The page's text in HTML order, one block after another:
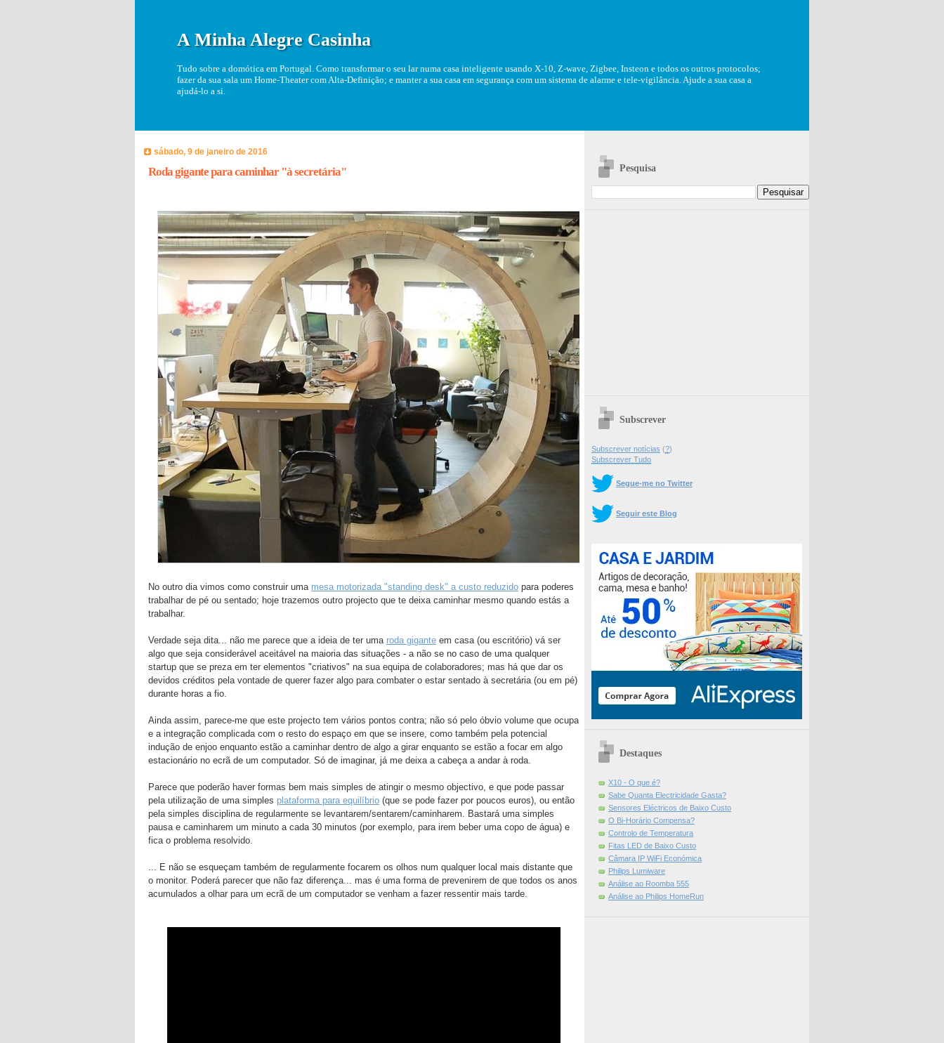
A Minha Alegre Casinha
Tudo sobre a domótica em Portugal. Como transformar o seu lar numa casa inteligente usando X-10, Z-wave, Zigbee, Insteon e todos os outros protocolos;
fazer da sua sala um Home-Theater com Alta-Definição; e manter a sua casa em segurança com um sistema de alarme e tele-vigilância. Ajude a sua casa a
ajudá-lo a si.
sábado, 9 de janeiro de 2016
Roda gigante para caminhar "à secretária"
No outro dia vimos como construir uma mesa motorizada "standing desk" a custo reduzido para poderes
trabalhar de pé ou sentado; hoje trazemos outro projecto que te deixa caminhar mesmo quando estás a
trabalhar.
Verdade seja dita... não me parece que a ideia de ter uma roda gigante em casa (ou escritório) vá ser
algo que seja considerável aceitável na maioria das situações - a não se no caso de uma qualquer
startup que se preza em ter elementos "criativos" na sua equipa de colaboradores; mas há que dar os
devidos créditos pela vontade de querer fazer algo para combater o estar sentado à secretária (ou em pé)
durante horas a fio.
Ainda assim, parece-me que este projecto tem vários pontos contra; não só pelo óbvio volume que ocupa
e a integração complicada com o resto do espaço em que se insere, como também pela potencial
indução de enjoo enquanto estão a caminhar dentro de algo a girar enquanto se estão a focar em algo
estacionário no ecrã de um computador. Só de imaginar, já me deixa a cabeça a andar à roda.
Parece que poderão haver formas bem mais simples de atingir o mesmo objectivo, e que pode passar
pela utilização de uma simples plataforma para equilíbrio (que se pode fazer por poucos euros), ou então
pela simples disciplina de regularmente se levantarem/sentarem/caminharem. Bastará uma simples
pausa e caminharem um minuto a cada 30 minutos (por exemplo, para irem beber uma copo de água) e
fica o problema resolvido.
... E não se esqueçam também de regularmente focarem os olhos num qualquer local mais distante que
o monitor. Poderá parecer que não faz diferença... mas é uma forma de prevenirem de que todos os anos
acumulados a olhar para um ecrã de um computador se venham a fazer ressentir mais tarde.
Pesquisa
Subscrever
Subscrever notícias (?)
Subscrever Tudo
Segue-me no Twitter
Seguir este Blog
Destaques
X10 - O que é?
Sabe Quanta Electricidade Gasta?
Sensores Eléctricos de Baixo Custo
O Bi-Horário Compensa?
Controlo de Temperatura
Fitas LED de Baixo Custo
Câmara IP WiFi Económica
Philips Lumiware
Análise ao Roomba 555
Análise ao Philips HomeRun